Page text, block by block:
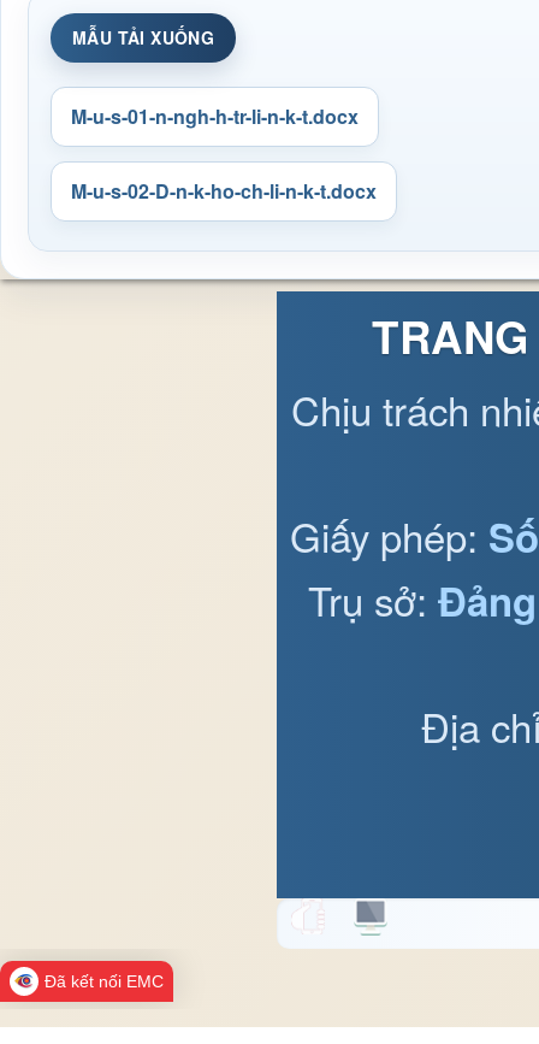
MẪU TẢI XUỐNG
M-u-s-01-n-ngh-h-tr-li-n-k-t.docx
M-u-s-02-D-n-k-ho-ch-li-n-k-t.docx
Chịu trách
Giấy phép:
Trụ sở:
Địa
Đã kết nối EMC